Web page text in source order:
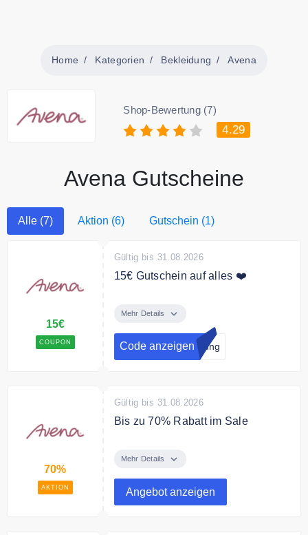
Home Kategorien Bekleidung Avena
Shop-Bewertung (7)
4.29
Avena Gutscheine
Alle (7) Aktion (6) Gutschein (1)
15€
COUPON
Gültig bis 31.08.2026
15€ Gutschein auf alles ❤️
Avena Newsletter abonnieren!
Mehr Details
Code anzeigen dung
70%
AKTION
Gültig bis 31.08.2026
Bis zu 70% Rabatt im Sale
Sale bei Avena
Mehr Details
Angebot anzeigen